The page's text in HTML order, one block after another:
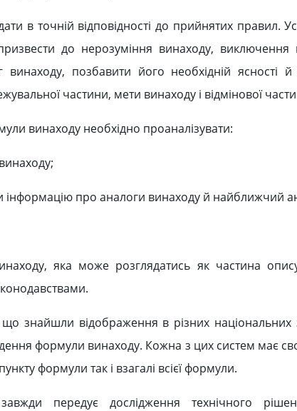
в точній відповідності до прийнятих правил.
до нерозуміння винаходу,
позбавити його необхідній ясності
частини, мети винаходу і відмінової
винаходу необхідно проаналізувати:
інформацію про аналоги винаходу й найближчий
яка може розглядатись як частина
знайшли відображення в різних національних
формули винаходу. Кожна з цих систем має
формули так і взагалі всієї формули.
передує дослідження технічного